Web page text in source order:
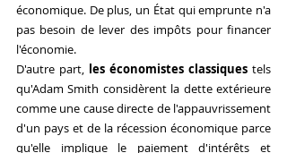
économique. De plus, un État qui emprunte n'a
pas besoin de lever des impôts pour financer
l'économie.
D'autre part, les économistes classiques tels
qu'Adam Smith considèrent la dette extérieure
comme une cause directe de l'appauvrissement
d'un pays et de la récession économique parce
qu'elle implique le paiement d'intérêts et